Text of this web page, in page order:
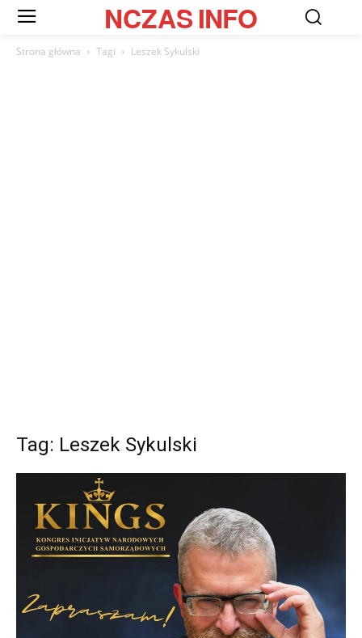
NCZASINFO
Strona główna Tagi Leszek Sykulski
Tag: Leszek Sykulski